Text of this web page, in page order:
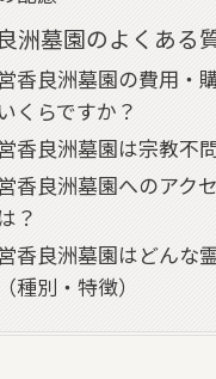
洲墓園のよくある
香良洲墓園の費用・
くらですか？
香良洲墓園は宗教不
香良洲墓園へのアク
？
香良洲墓園はどんな
種別・特徴）